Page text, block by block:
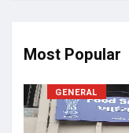
Most Popular
GENERAL